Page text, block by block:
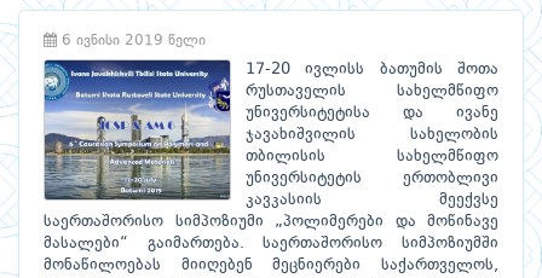
6 ივნისი 2019 წელი
17-20 ივლისს ბათუმის შოთა
რუსთაველის სახელმწიფო
უნივერსიტეტისა და ივანე
ჯავახიშვილის სახელობის
თბილისის სახელმწიფო
უნივერსიტეტის ერთობლივი
კავკასიის მეექვსე
საერთაშორისო სიმპოზიუმი „პოლიმერები და მოწინავე
მასალები“ გაიმართება. საერთაშორისო სიმპოზიუმში
მონაწილოებას მიიღებენ მეცნიერები საქართველოს,